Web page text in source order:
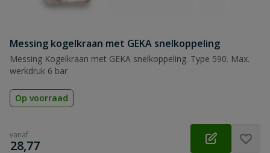
Messing kogelkraan met GEKA snelkoppeling
Messing Kogelkraan met GEKA snelkoppeling. Type 590. Max.
werkdruk 6 bar
Op voorraad
vanaf
€
28,77